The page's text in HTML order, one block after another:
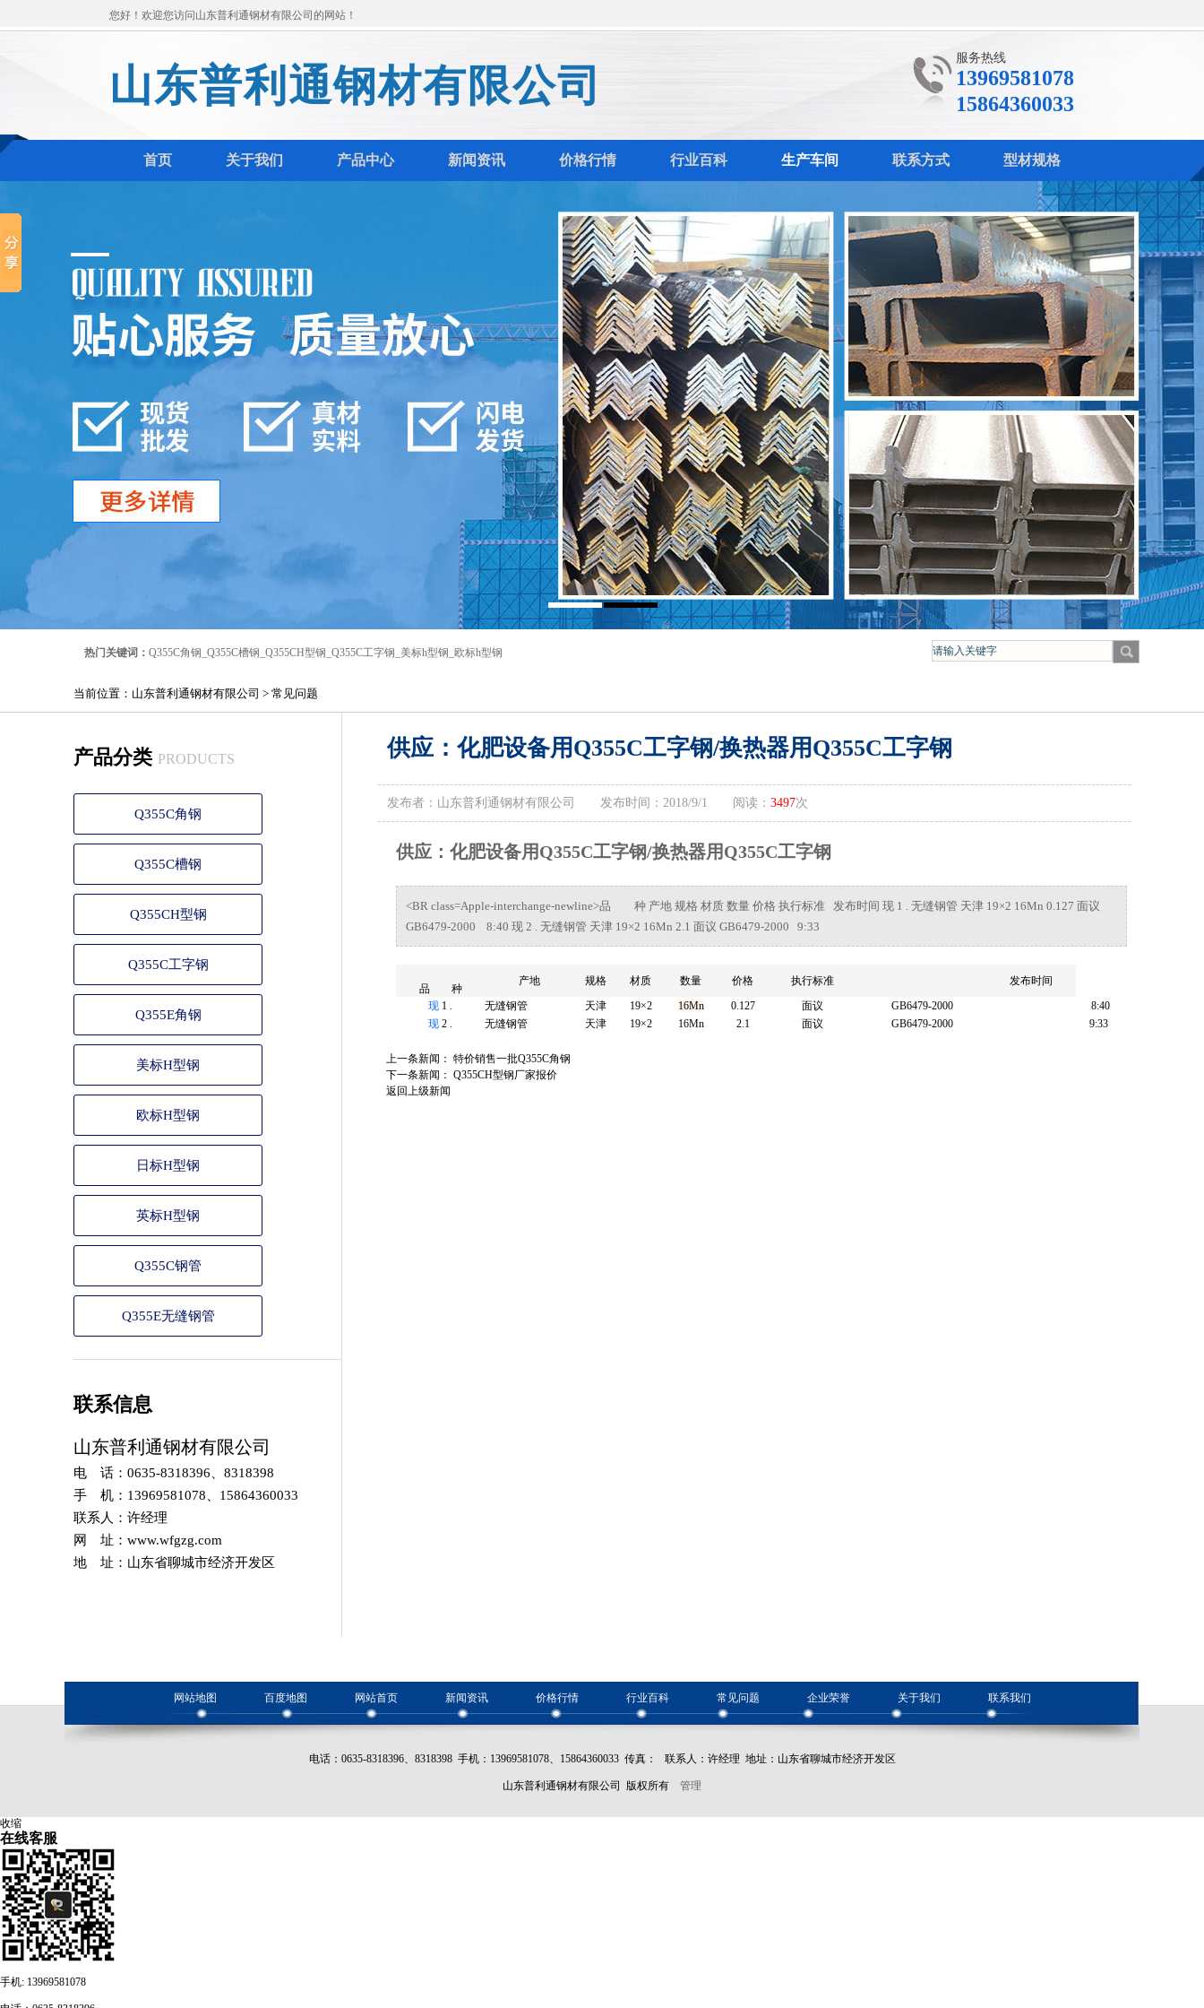
您好！欢迎您访问山东普利通钢材有限公司的网站！
山东普利通钢材有限公司
服务热线
13969581078
15864360033
首页 关于我们 产品中心 新闻资讯 价格行情 行业百科 生产车间 联系方式 型材规格
热门关键词： Q355C角钢 Q355C槽钢 Q355CH型钢 Q355C工字钢 美标h型钢 欧标h型钢
当前位置： 山东普利通钢材有限公司 > 常见问题
产品分类 PRODUCTS
Q355C角钢
Q355C槽钢
Q355CH型钢
Q355C工字钢
Q355E角钢
美标H型钢
欧标H型钢
日标H型钢
英标H型钢
Q355C钢管
Q355E无缝钢管
联系信息
山东普利通钢材有限公司
电 话：0635-8318396、8318398
手 机：13969581078、15864360033
联系人：许经理
网 址：www.wfgzg.com
地 址：山东省聊城市经济开发区
供应：化肥设备用Q355C工字钢/换热器用Q355C工字钢
发布者：山东普利通钢材有限公司 发布时间：2018/9/1 阅读： 3497次
供应：化肥设备用Q355C工字钢/换热器用Q355C工字钢
<BR class=Apple-interchange-newline>品 种 产地 规格 材质 数量 价格 执行标准 发布时间 现 1 . 无缝钢管 天津 19×2 16Mn 0.127 面议
GB6479-2000 8:40 现 2 . 无缝钢管 天津 19×2 16Mn 2.1 面议 GB6479-2000 9:33
品 种
产地 规格 材质 数量 价格 执行标准
发布时间
现 1 . 无缝钢管 天津 19×2 16Mn 0.127 面议 GB6479-2000
8:40
现 2 . 无缝钢管 天津 19×2 16Mn 2.1 面议 GB6479-2000 9:33
上一条新闻： 特价销售一批Q355C角钢
下一条新闻： Q355CH型钢厂家报价
返回上级新闻
网站地图 百度地图 网站首页 新闻资讯 价格行情 行业百科 常见问题 企业荣誉 关于我们 联系我们
电话：0635-8318396、8318398 手机：13969581078、15864360033 传真： 联系人：许经理 地址：山东省聊城市经济开发区
山东普利通钢材有限公司 版权所有 管理
收缩
在线客服
手机: 13969581078